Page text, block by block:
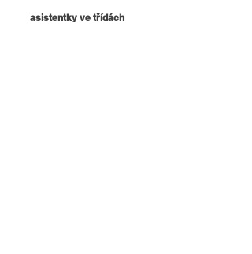
asistentky ve třídách